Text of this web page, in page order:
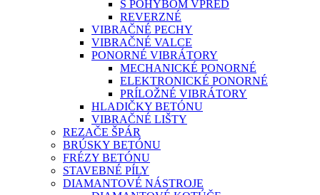
S POHYBOM VPRED
REVERZNÉ
VIBRAČNÉ PECHY
VIBRAČNÉ VALCE
PONORNÉ VIBRÁTORY
MECHANICKÉ PONORNÉ
ELEKTRONICKÉ PONORNÉ
PRÍLOŽNÉ VIBRÁTORY
HLADIČKY BETÓNU
VIBRAČNÉ LIŠTY
REZAČE ŠPÁR
BRÚSKY BETÓNU
FRÉZY BETÓNU
STAVEBNÉ PÍLY
DIAMANTOVÉ NÁSTROJE